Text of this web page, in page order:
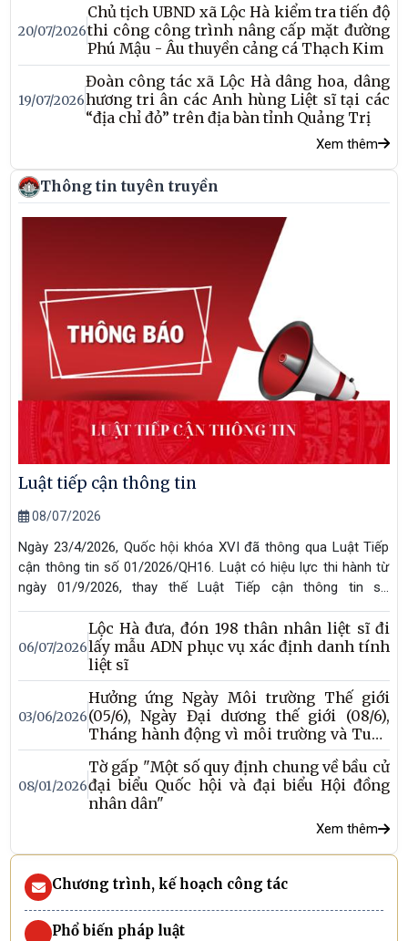
20/07/2026
Chủ tịch UBND xã Lộc Hà kiểm tra tiến độ
thi công công trình nâng cấp mặt đường
Phú Mậu - Âu thuyền cảng cá Thạch Kim
19/07/2026
Đoàn công tác xã Lộc Hà dâng hoa, dâng
hương tri ân các Anh hùng Liệt sĩ tại các
“địa chỉ đỏ” trên địa bàn tỉnh Quảng Trị
Xem thêm
Thông tin tuyên truyền
Luật tiếp cận thông tin
08/07/2026
Ngày 23/4/2026, Quốc hội khóa XVI đã thông qua Luật Tiếp
cận thông tin số 01/2026/QH16. Luật có hiệu lực thi hành từ
ngày 01/9/2026, thay thế Luật Tiếp cận thông tin số
104/2016/QH13.
06/07/2026
Lộc Hà đưa, đón 198 thân nhân liệt sĩ đi
lấy mẫu ADN phục vụ xác định danh tính
liệt sĩ
03/06/2026
Hưởng ứng Ngày Môi trường Thế giới
(05/6), Ngày Đại dương thế giới (08/6),
Tháng hành động vì môi trường và Tuần
lễ Biển và Hải đảo Việt Nam năm 2026
08/01/2026
Tờ gấp "Một số quy định chung về bầu cử
đại biểu Quốc hội và đại biểu Hội đồng
nhân dân"
Xem thêm
Chương trình, kế hoạch công tác
Phổ biến pháp luật